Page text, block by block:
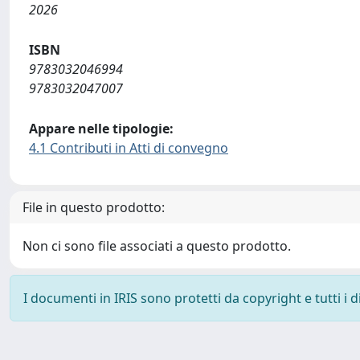
2026
ISBN
9783032046994
9783032047007
Appare nelle tipologie:
4.1 Contributi in Atti di convegno
File in questo prodotto:
Non ci sono file associati a questo prodotto.
I documenti in IRIS sono protetti da copyright e tutti i